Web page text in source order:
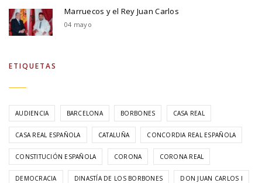
Marruecos y el Rey Juan Carlos
04 mayo
ETIQUETAS
AUDIENCIA BARCELONA BORBONES CASA REAL
CASA REAL ESPAÑOLA CATALUÑA CONCORDIA REAL ESPAÑOLA
CONSTITUCIÓN ESPAÑOLA CORONA CORONA REAL
DEMOCRACIA DINASTÍA DE LOS BORBONES DON JUAN CARLOS I